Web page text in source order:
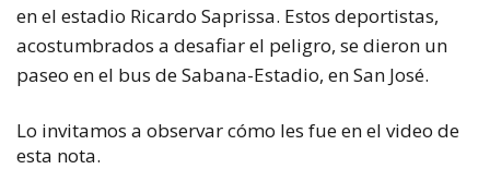
en el estadio Ricardo Saprissa. Estos deportistas,
acostumbrados a desafiar el peligro, se dieron un
paseo en el bus de Sabana-Estadio, en San José.
Lo invitamos a observar cómo les fue en el video de
esta nota.